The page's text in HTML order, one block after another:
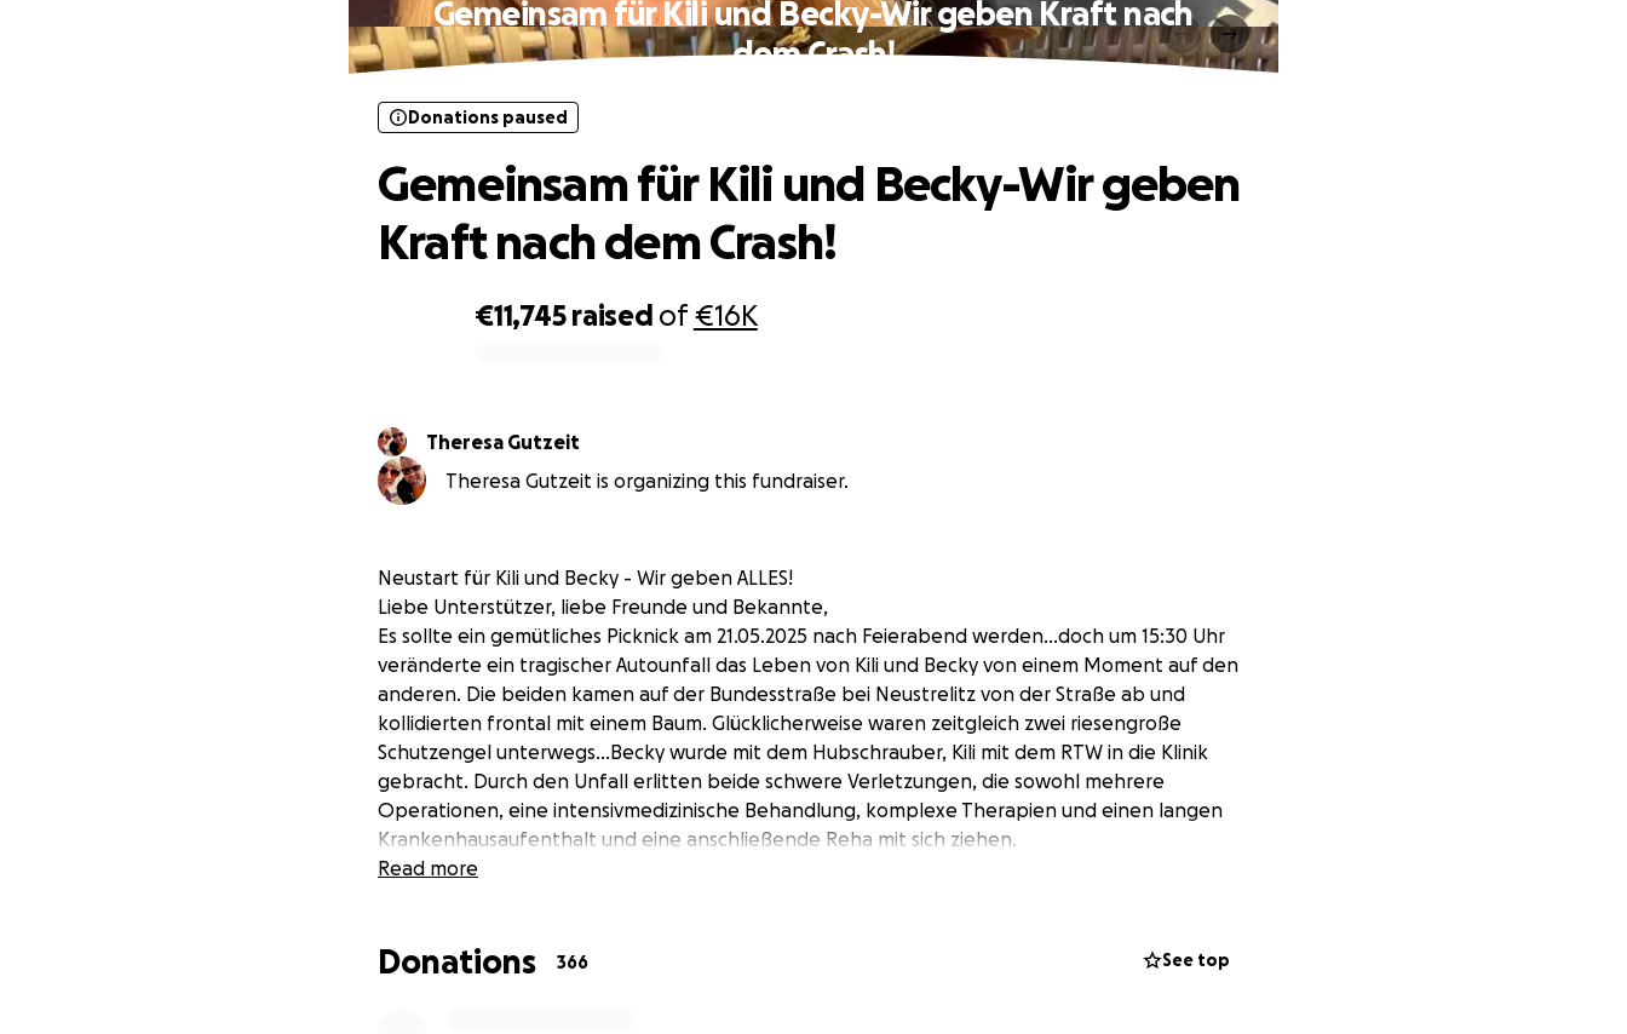
Gemeinsam für Kili und Becky-Wir geben Kraft nach
dem Crash!
€11,745 raised of€16K
Donations paused
Gemeinsam für Kili und Becky-Wir geben
Kraft nach dem Crash!
Theresa Gutzeit
Theresa Gutzeit is organizing this fundraiser.
Neustart für Kili und Becky - Wir geben ALLES!
Liebe Unterstützer, liebe Freunde und Bekannte,
Es sollte ein gemütliches Picknick am 21.05.2025 nach Feierabend werden...doch um 15:30 Uhr
veränderte ein tragischer Autounfall das Leben von Kili und Becky von einem Moment auf den
anderen. Die beiden kamen auf der Bundesstraße bei Neustrelitz von der Straße ab und
kollidierten frontal mit einem Baum. Glücklicherweise waren zeitgleich zwei riesengroße
Schutzengel unterwegs...Becky wurde mit dem Hubschrauber, Kili mit dem RTW in die Klinik
gebracht. Durch den Unfall erlitten beide schwere Verletzungen, die sowohl mehrere
Operationen, eine intensivmedizinische Behandlung, komplexe Therapien und einen langen
Krankenhausaufenthalt und eine anschließende Reha mit sich ziehen.
Beide zeigen trotz der schwierigen Umstände unglaublich viel Stärke, was definitiv nicht immer
kommen einige Herausforderungen. Ich denke, dass sich JEDER vorstellen kann, wie es ist,
Read more
Donations 366 See top